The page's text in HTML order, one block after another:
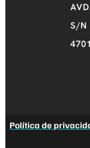
S/N
Política de